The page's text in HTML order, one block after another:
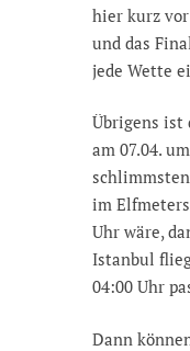
hier kurz
und das
jede Wette
Übrigens ist
am 07.04.
im
Uhr wäre,
Istanbul
04:00 Uhr
Dann